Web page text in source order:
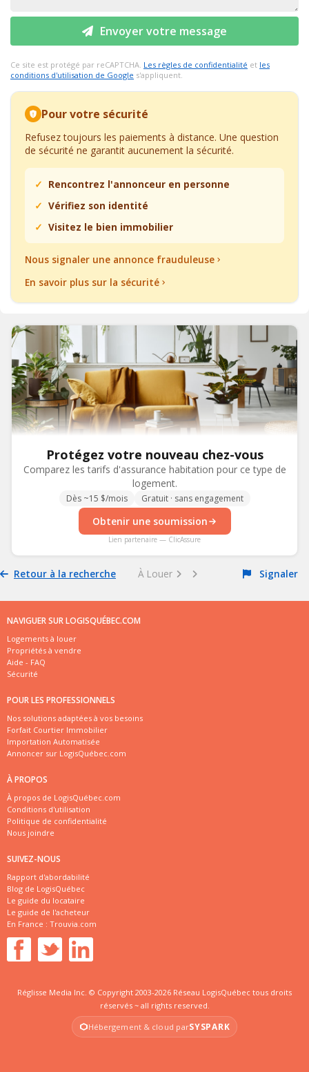
Envoyer votre message
Ce site est protégé par reCAPTCHA. Les règles de confidentialité et les
conditions d'utilisation de Google s'appliquent.
Pour votre sécurité
Refusez toujours les paiements à distance. Une question
de sécurité ne garantit aucunement la sécurité.
Rencontrez l'annonceur en personne
Vérifiez son identité
Visitez le bien immobilier
Nous signaler une annonce frauduleuse
En savoir plus sur la sécurité
Protégez votre nouveau chez-vous
Comparez les tarifs d'assurance habitation pour ce type de
logement.
Dès ~15 $/mois Gratuit · sans engagement
Obtenir une soumission
Lien partenaire — ClicAssure
Retour à la recherche À Louer Signaler
NAVIGUER SUR LOGISQUÉBEC.COM
Logements à louer
Propriétés à vendre
Aide - FAQ
Sécurité
POUR LES PROFESSIONNELS
Nos solutions adaptées à vos besoins
Forfait Courtier Immobilier
Importation Automatisée
Annoncer sur LogisQuébec.com
À PROPOS
À propos de LogisQuébec.com
Conditions d'utilisation
Politique de confidentialité
Nous joindre
SUIVEZ-NOUS
Rapport d'abordabilité
Blog de LogisQuébec
Le guide du locataire
Le guide de l'acheteur
En France : Trouvia.com
Réglisse Media Inc. © Copyright 2003-2026 Réseau LogisQuébec tous droits
réservés ~ all rights reserved.
Hébergement & cloud parSYSPARK